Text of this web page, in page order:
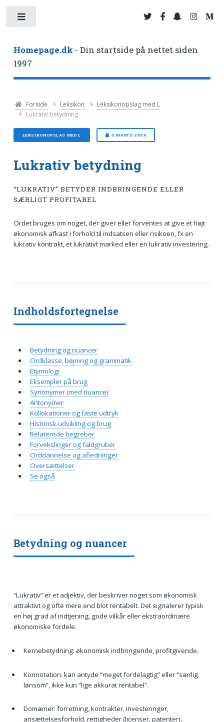
Homepage.dk - Din startside på nettet siden
1997
Forside Leksikon
Leksikonopslag med L
Lukrativ betydning
LEKSIKONOPSLAG MED L 5. MARTS 2026
Lukrativ betydning
“LUKRATIV” BETYDER INDBRINGENDE ELLER
SÆRLIGT PROFITABEL
Ordet bruges om noget, der giver eller forventes at give et højt
økonomisk afkast i forhold til indsatsen eller risikoen, fx en
lukrativ kontrakt, et lukrativt marked eller en lukrativ investering.
Betydning og nuancer
“Lukrativ” er et adjektiv, der beskriver noget som økonomisk
attraktivt og ofte mere end blot rentabelt. Det signalerer typisk
en høj grad af indtjening, gode vilkår eller ekstraordinære
økonomiske fordele.
Kernebetydning: økonomisk indbringende, profitgivende.
Konnotation: kan antyde “meget fordelagtig” eller “særlig
lønsom”, ikke kun “lige akkurat rentabel”.
Domæner: forretning, kontrakter, investeringer,
ansættelsesforhold, rettigheder (licenser, patenter),
Indholdsfortegnelse
Betydning og nuancer
Ordklasse, bøjning og grammatik
Etymologi
Eksempler på brug
Synonymer (med nuance)
Antonymer
Kollokationer og faste udtryk
Historisk udvikling og brug
Relaterede begreber
Forvekslinger og faldgruber
Orddannelse og afledninger
Oversættelser
Se også